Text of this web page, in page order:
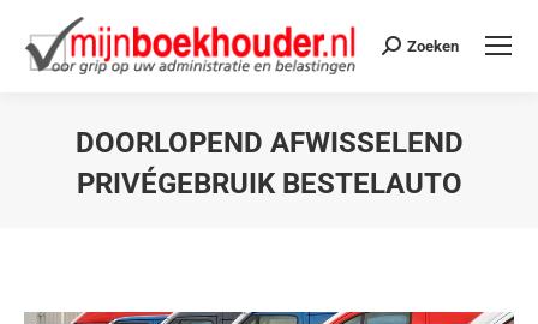
Zoeken
DOORLOPEND AFWISSELEND
PRIVÉGEBRUIK BESTELAUTO